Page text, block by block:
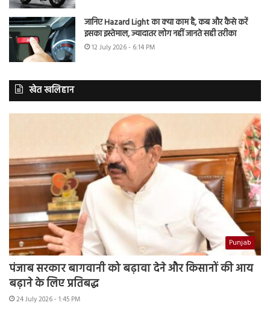
जानिए Hazard Light का क्या काम है, कब और कैसे करें
इसका इस्तेमाल, ज्यादातर लोग नहीं जानते सही तरीका
12 July 2026 - 6:14 PM
खेत खलिहान
Punjab
पंजाब सरकार बागवानी को बढ़ावा देने और किसानों की आय
बढ़ाने के लिए प्रतिबद्ध
24 July 2026 - 1:45 PM